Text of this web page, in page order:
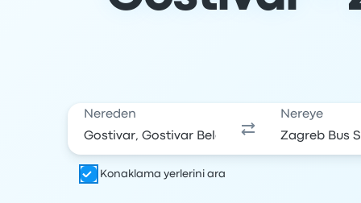
Nereden Nereye
Konaklama yerlerini ara